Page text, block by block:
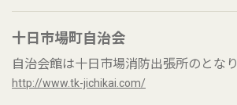
十日市場町自治会
自治会館は十日市場消防出張所のとなり
http://www.tk-jichikai.com/